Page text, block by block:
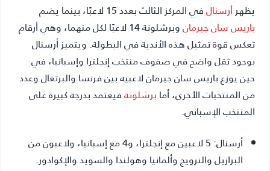
يظهرأرسنالفي المركز الثالث بعدد 15 لاعبًا، بينما يضم
باريس سان جيرمان
وبرشلونة 14 لاعبًا لكل منهما، وهي أرقام
تعكس قوة تمثيل هذه الأندية في البطولة. ويتميز أرسنال
بوجود ثقل واضح في صفوف منتخب إنجلترا وإسبانيا، في
حين يوزع باريس سان جيرمان لاعبيه بين فرنسا والبرتغال وعدد
من المنتخبات الأخرى، أمابرشلونةفيعتمد بدرجة كبيرة على
المنتخب الإسباني.
أرسنال:
5 لاعبين مع إنجلترا، و4 مع إسبانيا، ولاعبون من
البرازيل والنرويج وألمانيا وهولندا والسويد والإكوادور.